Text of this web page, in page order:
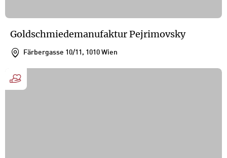
Goldschmiedemanufaktur Pejrimovsky
Färbergasse 10/11, 1010 Wien